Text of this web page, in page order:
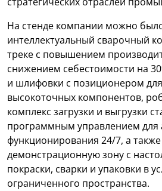
На стенде компании можно
интеллектуальный сварочный
треке с повышением
снижением себестоимости на
и шлифовки с позиционером
высокоточных компонентов,
комплекс загрузки и выгрузки
программным управлением для
функционирования 24/7, а
демонстрационную зону с
покраски, сварки и упаковки в
ограниченного пространства.